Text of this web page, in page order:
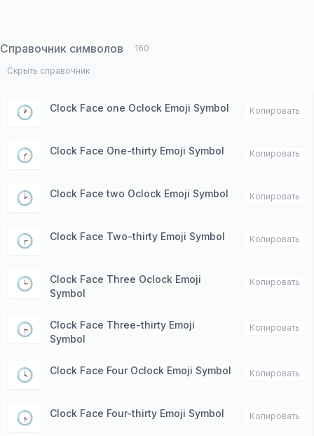
Справочник символов 160
Скрыть справочник
🕐 Clock Face one Oclock Emoji Symbol Копировать
🕜 Clock Face One-thirty Emoji Symbol Копировать
🕑 Clock Face two Oclock Emoji Symbol Копировать
🕝 Clock Face Two-thirty Emoji Symbol Копировать
🕒
Clock Face Three Oclock Emoji
Symbol
Копировать
🕞
Clock Face Three-thirty Emoji
Symbol
Копировать
🕓 Clock Face Four Oclock Emoji Symbol Копировать
🕟 Clock Face Four-thirty Emoji Symbol Копировать